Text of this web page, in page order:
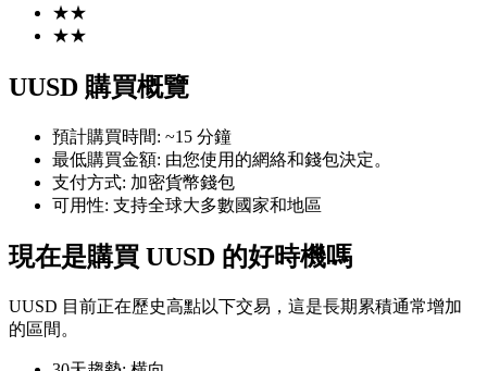
幣本位永續
以數字貨幣為保證金的永續合約
TradFi
★★
★★
UUSD 購買概覽
預計購買時間: ~15 分鐘
最低購買金額: 由您使用的網絡和錢包決定。
支付方式: 加密貨幣錢包
可用性: 支持全球大多數國家和地區
現在是購買 UUSD 的好時機嗎
UUSD 目前正在歷史高點以下交易，這是長期累積通常增加
的區間。